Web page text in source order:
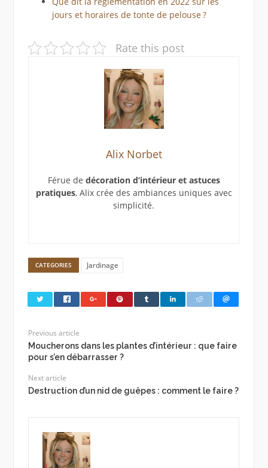
jours et horaires de tonte de pelouse ?
Rate this post
Alix Norbet
Férue de décoration d’intérieur et astuces
pratiques, Alix crée des ambiances uniques avec
simplicité.
CATEGORIES Jardinage
Previous article
Moucherons dans les plantes d’intérieur : que faire
pour s’en débarrasser ?
Next article
Destruction d’un nid de guêpes : comment le faire ?